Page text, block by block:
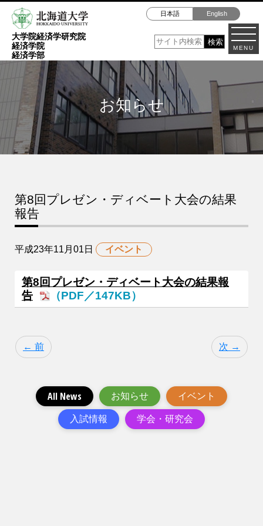
MENU
大学院経済学研究院
経済学院
経済学部
日本語 English
お知らせ
第8回プレゼン・ディベート大会の結果
報告
平成23年11月01日 イベント
第8回プレゼン・ディベート大会の結果報
告
（PDF／147KB）
← 前 次 →
All News お知らせ イベント
入試情報 学会・研究会